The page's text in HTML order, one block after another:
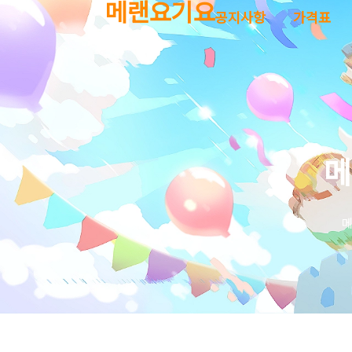
메랜요기요공지사항 가격표